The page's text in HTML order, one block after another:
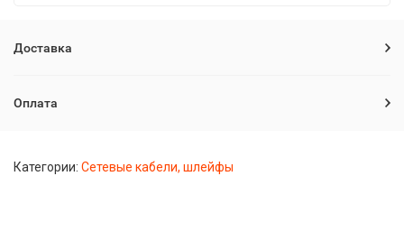
Доставка
Оплата
Категории: Сетевые кабели, шлейфы